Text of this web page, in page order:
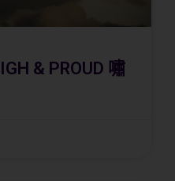
& PROUD 嘯